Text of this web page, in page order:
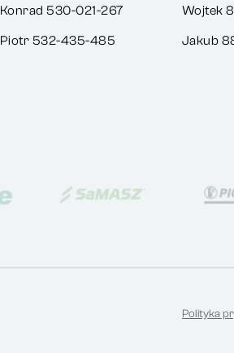
Konrad 530-021-267
Piotr 532-435-485
Wojtek
Jakub
Polityka